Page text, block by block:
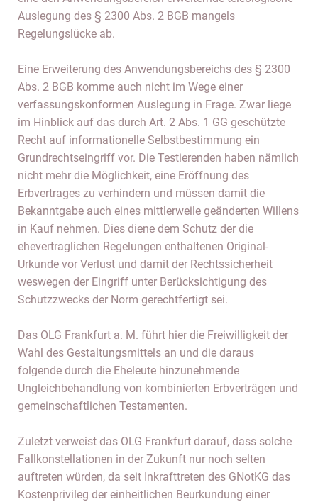
Auslegung des § 2300 Abs. 2 BGB mangels
Regelungslücke ab.
Eine Erweiterung des Anwendungsbereichs des § 2300
Abs. 2 BGB komme auch nicht im Wege einer
verfassungskonformen Auslegung in Frage. Zwar liege
im Hinblick auf das durch Art. 2 Abs. 1 GG geschützte
Recht auf informationelle Selbstbestimmung ein
Grundrechtseingriff vor. Die Testierenden haben nämlich
nicht mehr die Möglichkeit, eine Eröffnung des
Erbvertrages zu verhindern und müssen damit die
Bekanntgabe auch eines mittlerweile geänderten Willens
in Kauf nehmen. Dies diene dem Schutz der die
ehevertraglichen Regelungen enthaltenen Original-
Urkunde vor Verlust und damit der Rechtssicherheit
weswegen der Eingriff unter Berücksichtigung des
Schutzzwecks der Norm gerechtfertigt sei.
Das OLG Frankfurt a. M. führt hier die Freiwilligkeit der
Wahl des Gestaltungsmittels an und die daraus
folgende durch die Eheleute hinzunehmende
Ungleichbehandlung von kombinierten Erbverträgen und
gemeinschaftlichen Testamenten.
Zuletzt verweist das OLG Frankfurt darauf, dass solche
Fallkonstellationen in der Zukunft nur noch selten
auftreten würden, da seit Inkrafttreten des GNotKG das
Kostenprivileg der einheitlichen Beurkundung einer